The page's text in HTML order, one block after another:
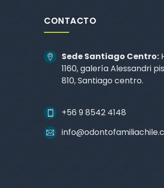
CONTACTO
Sede Santiago Centro:
1160, galería Alessandri
810, Santiago centro.
+56 9 8542 4148